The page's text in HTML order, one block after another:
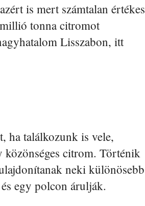
is mert számtalan értékes
tonna citromot
Lisszabon, itt
ha találkozunk is vele,
citrom. Történik
neki különösebb
egy polcon árulják.